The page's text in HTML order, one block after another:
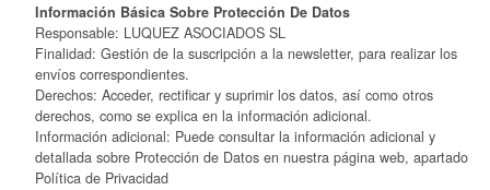
Información Básica Sobre Protección De Datos
Responsable: LUQUEZ ASOCIADOS SL
Finalidad: Gestión de la suscripción a la newsletter, para realizar los
envíos correspondientes.
Derechos: Acceder, rectificar y suprimir los datos, así como otros
derechos, como se explica en la información adicional.
Información adicional: Puede consultar la información adicional y
detallada sobre Protección de Datos en nuestra página web, apartado
Política de Privacidad